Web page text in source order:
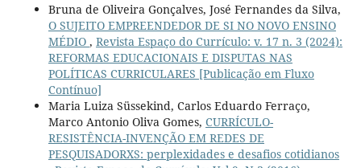
Bruna de Oliveira Gonçalves, José Fernandes da Silva,
O SUJEITO EMPREENDEDOR DE SI NO NOVO ENSINO
MÉDIO , Revista Espaço do Currículo: v. 17 n. 3 (2024):
REFORMAS EDUCACIONAIS E DISPUTAS NAS
POLÍTICAS CURRICULARES [Publicação em Fluxo
Contínuo]
Maria Luiza Süssekind, Carlos Eduardo Ferraço,
Marco Antonio Oliva Gomes, CURRÍCULO-
RESISTÊNCIA-INVENÇÃO EM REDES DE
PESQUISADORXS: perplexidades e desafios cotidianos